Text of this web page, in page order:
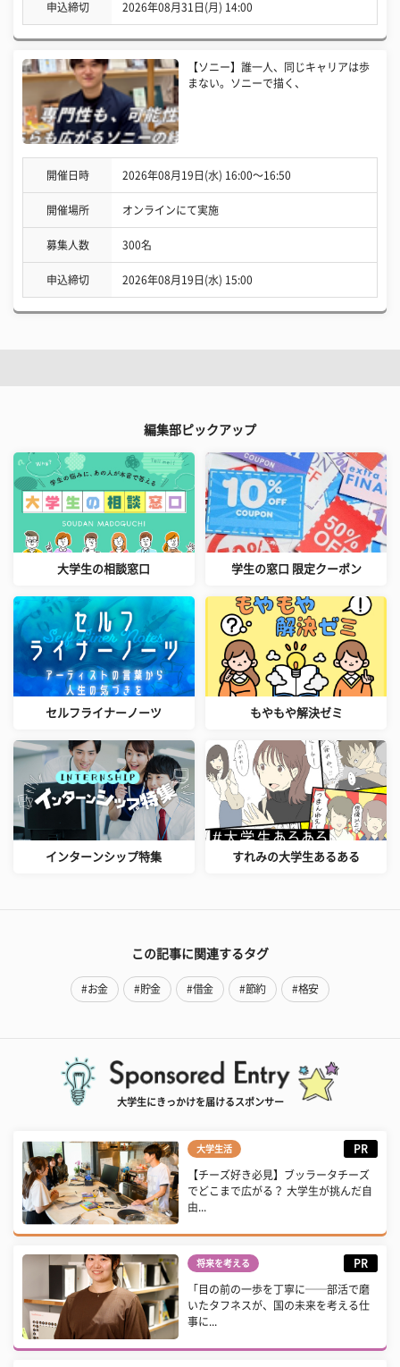
申込締切 2026年08月31日(月) 14:00
【ソニー】誰一人、同じキャリアは歩
まない。ソニーで描く、
開催日時 2026年08月19日(水) 16:00〜16:50
開催場所 オンラインにて実施
募集人数 300名
申込締切 2026年08月19日(水) 15:00
編集部ピックアップ
大学生の相談窓口 学生の窓口 限定クーポン
セルフライナーノーツ もやもや解決ゼミ
インターンシップ特集 すれみの大学生あるある
この記事に関連するタグ
#お金 #貯金 #借金 #節約 #格安
大学生にきっかけを届けるスポンサー
大学生活 PR
【チーズ好き必見】ブッラータチーズ
でどこまで広がる？ 大学生が挑んだ自
由...
将来を考える PR
「目の前の一歩を丁寧に──部活で磨
いたタフネスが、国の未来を考える仕
事に...